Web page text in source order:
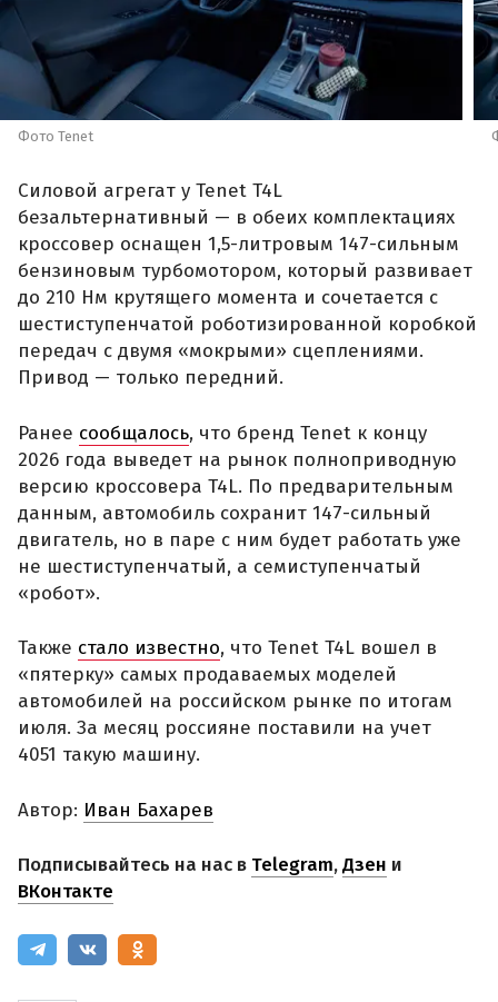
Фото Tenet
Силовой агрегат у Tenet T4L
безальтернативный — в обеих комплектациях
кроссовер оснащен 1,5-литровым 147-сильным
бензиновым турбомотором, который развивает
до 210 Нм крутящего момента и сочетается с
шестиступенчатой роботизированной коробкой
передач с двумя «мокрыми» сцеплениями.
Привод — только передний.
Ранее сообщалось, что бренд Tenet к концу
2026 года выведет на рынок полноприводную
версию кроссовера T4L. По предварительным
данным, автомобиль сохранит 147-сильный
двигатель, но в паре с ним будет работать уже
не шестиступенчатый, а семиступенчатый
«робот».
Также стало известно, что Tenet T4L вошел в
«пятерку» самых продаваемых моделей
автомобилей на российском рынке по итогам
июля. За месяц россияне поставили на учет
4051 такую машину.
Автор: Иван Бахарев
Подписывайтесь на нас в Telegram,Дзен и
ВКонтакте